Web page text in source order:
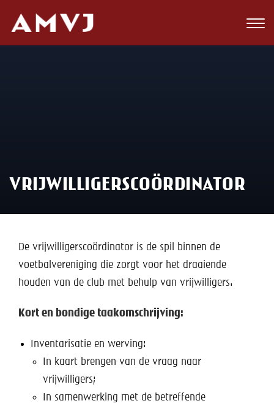
Jeugd
Toekomst
Kalender
Help mee!
Shop
Lid worden
Contact
VRIJWILLIGERSCOÖRDINATOR
De vrijwilligerscoördinator is de spil binnen de
voetbalvereniging die zorgt voor het draaiende
houden van de club met behulp van vrijwilligers.
Kort en bondige taakomschrijving:
Inventarisatie en werving:
In kaart brengen van de vraag naar
vrijwilligers;
In samenwerking met de betreffende